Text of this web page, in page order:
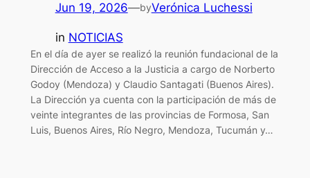
Jun 19, 2026—byVerónica Luchessi
in NOTICIAS
En el día de ayer se realizó la reunión fundacional de la
Dirección de Acceso a la Justicia a cargo de Norberto
Godoy (Mendoza) y Claudio Santagati (Buenos Aires).
La Dirección ya cuenta con la participación de más de
veinte integrantes de las provincias de Formosa, San
Luis, Buenos Aires, Río Negro, Mendoza, Tucumán y…